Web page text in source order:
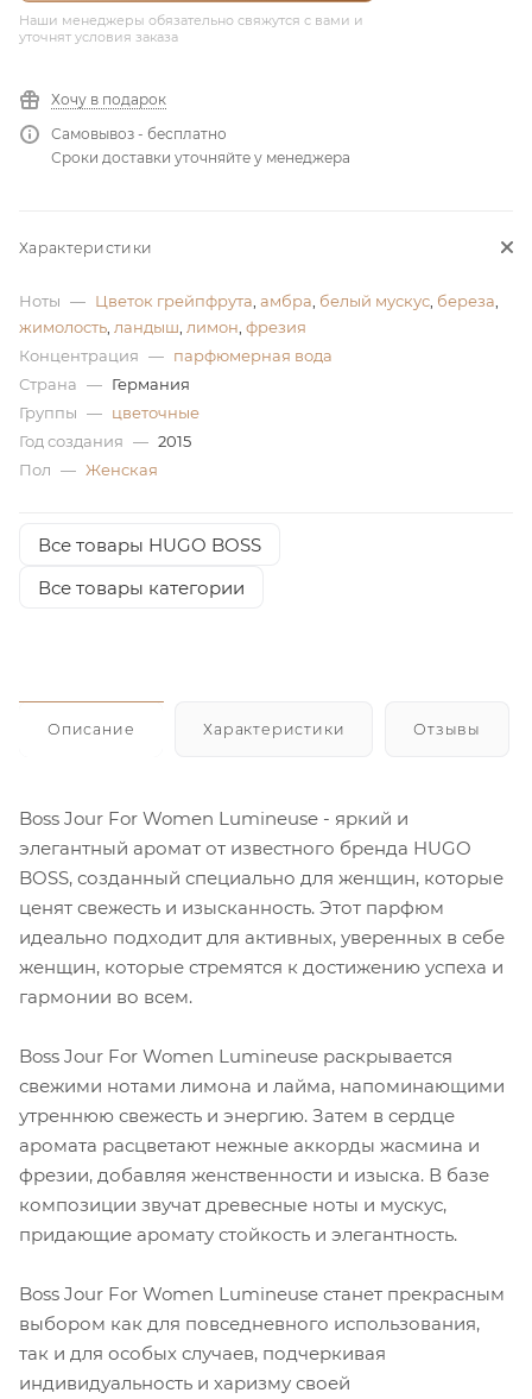
Наши менеджеры обязательно свяжутся с вами и
уточнят условия заказа
Хочу в подарок
Самовывоз - бесплатно
Сроки доставки уточняйте у менеджера
Характеристики
Ноты — Цветок грейпфрута амбра белый мускус береза
жимолость ландыш лимон фрезия
Концентрация — парфюмерная вода
Страна — Германия
Группы — цветочные
Год создания — 2015
Пол — Женская
Все товары HUGO BOSS
Все товары категории
Описание Характеристики Отзывы
Boss Jour For Women Lumineuse - яркий и
элегантный аромат от известного бренда HUGO
BOSS, созданный специально для женщин, которые
ценят свежесть и изысканность. Этот парфюм
идеально подходит для активных, уверенных в себе
женщин, которые стремятся к достижению успеха и
гармонии во всем.
Boss Jour For Women Lumineuse раскрывается
свежими нотами лимона и лайма, напоминающими
утреннюю свежесть и энергию. Затем в сердце
аромата расцветают нежные аккорды жасмина и
фрезии, добавляя женственности и изыска. В базе
композиции звучат древесные ноты и мускус,
придающие аромату стойкость и элегантность.
Boss Jour For Women Lumineuse станет прекрасным
выбором как для повседневного использования,
так и для особых случаев, подчеркивая
индивидуальность и харизму своей